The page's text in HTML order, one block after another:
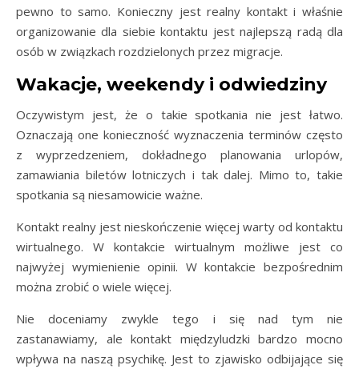
pewno to samo. Konieczny jest realny kontakt i właśnie
organizowanie dla siebie kontaktu jest najlepszą radą dla
osób w związkach rozdzielonych przez migracje.
Wakacje, weekendy i odwiedziny
Oczywistym jest, że o takie spotkania nie jest łatwo.
Oznaczają one konieczność wyznaczenia terminów często
z wyprzedzeniem, dokładnego planowania urlopów,
zamawiania biletów lotniczych i tak dalej. Mimo to, takie
spotkania są niesamowicie ważne.
Kontakt realny jest nieskończenie więcej warty od kontaktu
wirtualnego. W kontakcie wirtualnym możliwe jest co
najwyżej wymienienie opinii. W kontakcie bezpośrednim
można zrobić o wiele więcej.
Nie doceniamy zwykle tego i się nad tym nie
zastanawiamy, ale kontakt międzyludzki bardzo mocno
wpływa na naszą psychikę. Jest to zjawisko odbijające się